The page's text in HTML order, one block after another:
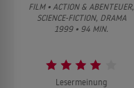
FILM • ACTION & ABENTEUER,
SCIENCE-FICTION, DRAMA
1999 • 94 MIN.
Lesermeinung